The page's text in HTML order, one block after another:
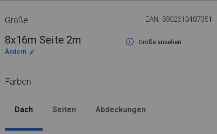
Größe EAN: 5902613487351
8x16m Seite 2m
Größe ansehen
Ändern
Farben
Dach Seiten Abdeckungen